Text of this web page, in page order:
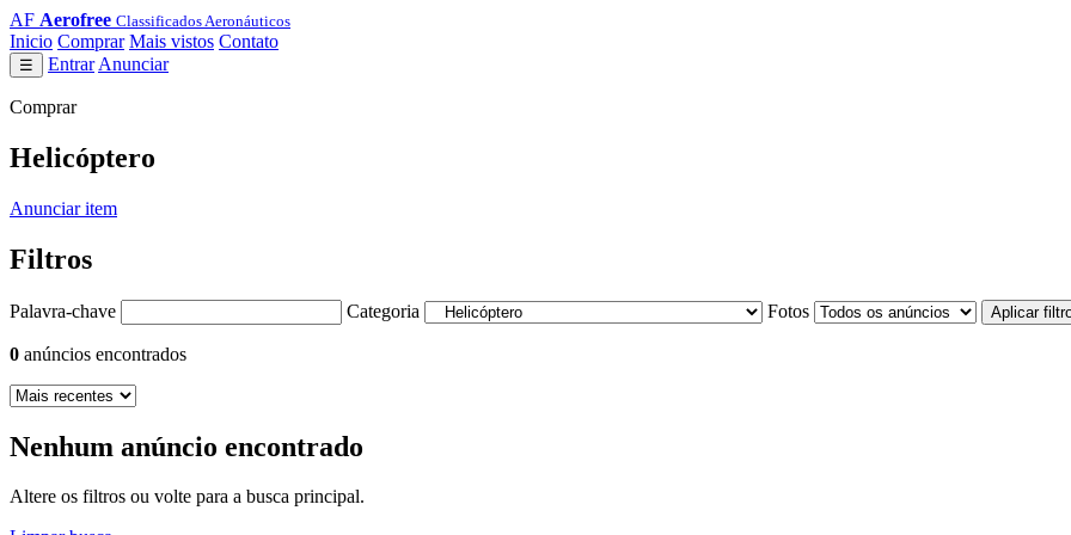
AF Aerofree Classificados Aeronáuticos
Inicio Comprar Mais vistos Contato
☰ Entrar Anunciar
Comprar
Helicóptero
Anunciar item
Filtros
Palavra-chave Categoria Fotos Aplicar
0 anúncios encontrados
Nenhum anúncio encontrado
Altere os filtros ou volte para a busca principal.